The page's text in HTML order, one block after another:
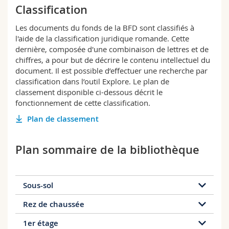
Sciences et médecine
Interfacultaire
Collaborateurs
Doctorants
Webmail
Programme des cours
MyUnifr
Classification
Les documents du fonds de la BFD sont classifiés à
l'aide de la classification juridique romande. Cette
dernière, composée d'une combinaison de lettres et de
chiffres, a pour but de décrire le contenu intellectuel du
document. Il est possible d’effectuer une recherche par
classification dans l’outil Explore. Le plan de
classement disponible ci-dessous décrit le
fonctionnement de cette classification.
Plan de classement
Plan sommaire de la bibliothèque
Sous-sol
Rez de chaussée
1er étage